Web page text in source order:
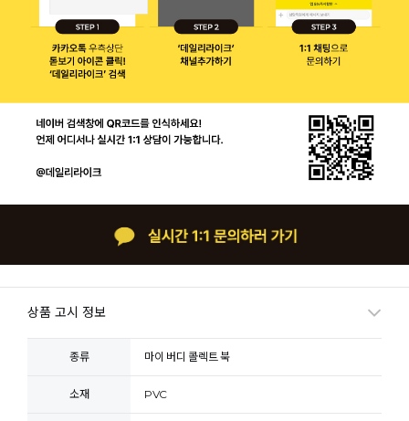
상품 고시 정보
종류 마이 버디 콜렉트 북
소재 PVC